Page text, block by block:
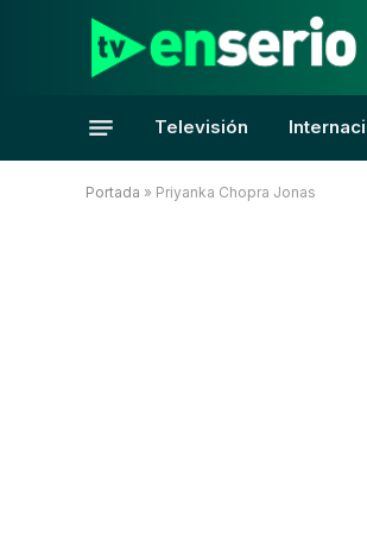
Televisión
Portada » Priyanka Chopra Jonas